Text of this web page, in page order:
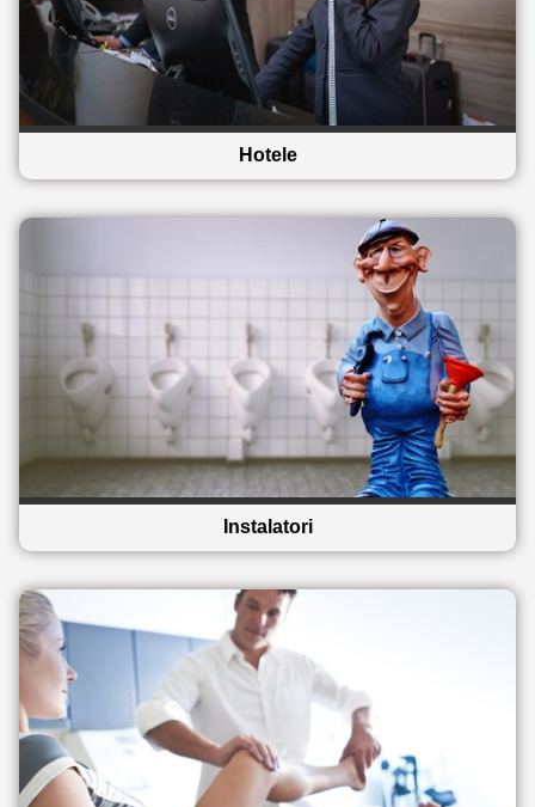
Hotele
Instalatori